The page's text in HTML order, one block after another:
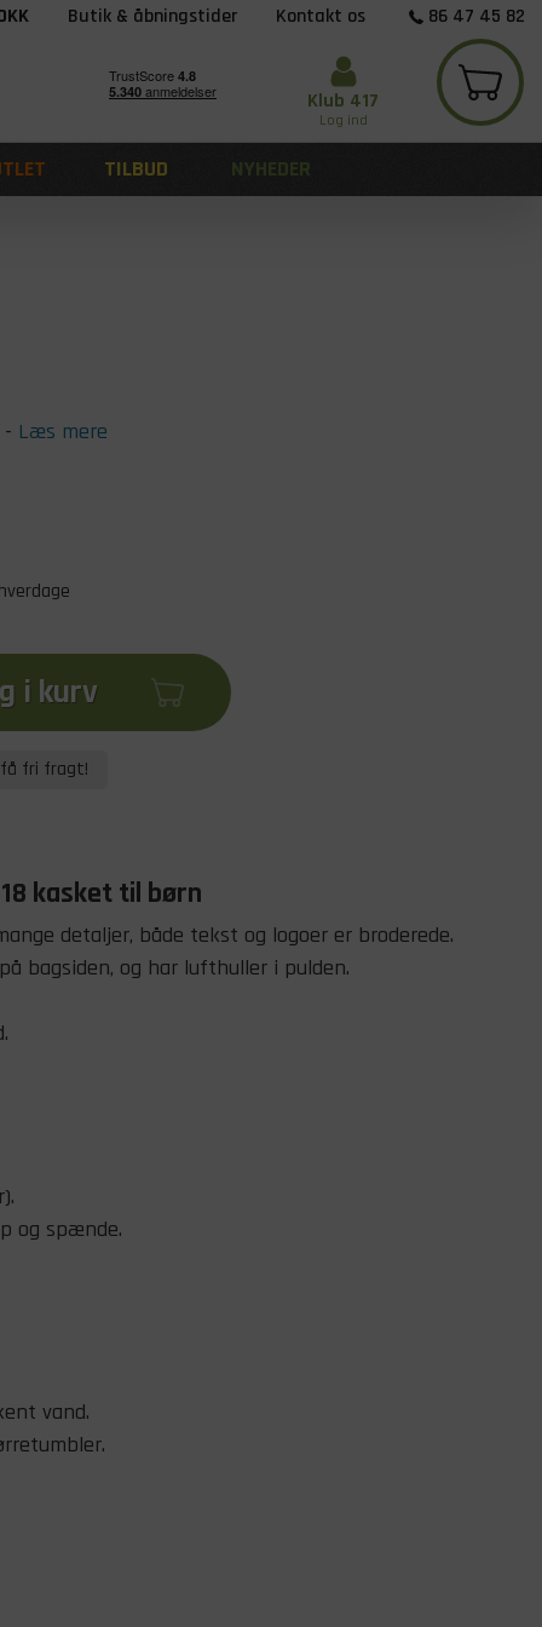
Butik & åbningstider Kontakt os
86 47 45 82
Klub 417
Log ind
TILBUD NYHEDER
- Læs mere
i kurv
fri fragt!
kasket til børn
detaljer, både tekst og logoer er broderede.
bagsiden, og har lufthuller i pulden.
og spænde.
vand.